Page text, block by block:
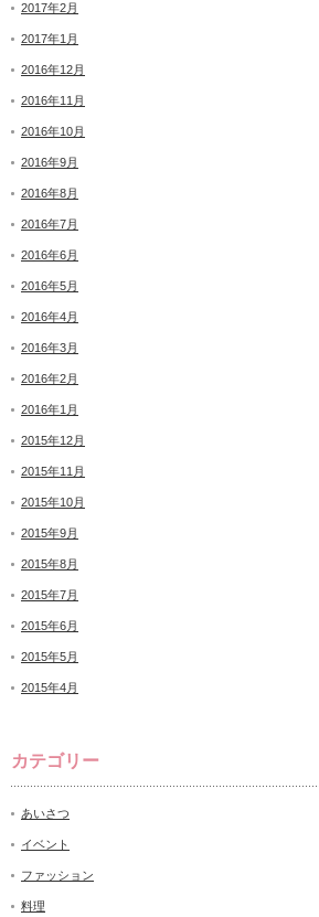
2017年2月
2017年1月
2016年12月
2016年11月
2016年10月
2016年9月
2016年8月
2016年7月
2016年6月
2016年5月
2016年4月
2016年3月
2016年2月
2016年1月
2015年12月
2015年11月
2015年10月
2015年9月
2015年8月
2015年7月
2015年6月
2015年5月
2015年4月
カテゴリー
あいさつ
イベント
ファッション
料理